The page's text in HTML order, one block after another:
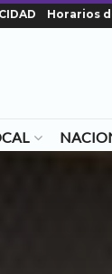
Horarios